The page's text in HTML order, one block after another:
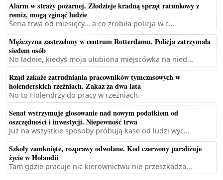
Alarm w straży pożarnej. Złodzieje kradną sprzęt ratunkowy z
remiz, mogą zginąć ludzie
Seria trwa od miesięcy... a co zrobiła policja w c...
Mężczyzna zastrzelony w centrum Rotterdamu. Policja zatrzymała
siedem osób
No ładnie, kiedyś moja ulubiona miejscówka na nied...
Rząd zakaże zatrudniania pracowników tymczasowych w
holenderskich rzeźniach. Zakaz za dwa lata
No to Holendrzy do pracy w rzeźniach.
Senat wstrzymuje głosowanie nad nowym podatkiem od
oszczędności i inwestycji. Niepewność trwa
Już na wszystkie sposoby próbują kase od ludzi wyc...
Szkoły zamknięte, rozprawy odwołane. Kod czerwony paraliżuje
życie w Holandii
Tam gdzie pracuje nic kierownictwu nie przeszkadza...